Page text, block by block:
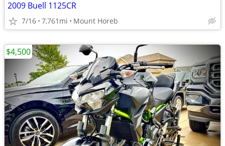
2009 Buell 1125CR
7/16 7,761mi Mount Horeb
$4,500